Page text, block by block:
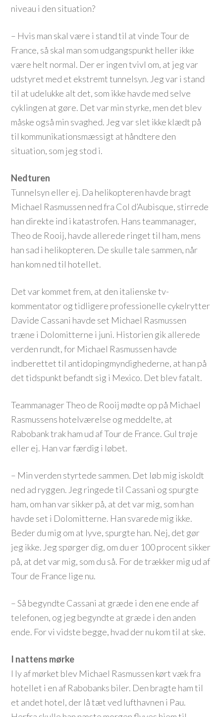
niveau i den situation?
– Hvis man skal være i stand til at vinde Tour de
France, så skal man som udgangspunkt heller ikke
være helt normal. Der er ingen tvivl om, at jeg var
udstyret med et ekstremt tunnelsyn. Jeg var i stand
til at udelukke alt det, som ikke havde med selve
cyklingen at gøre. Det var min styrke, men det blev
måske også min svaghed. Jeg var slet ikke klædt på
til kommunikationsmæssigt at håndtere den
situation, som jeg stod i.
Nedturen
Tunnelsyn eller ej. Da helikopteren havde bragt
Michael Rasmussen ned fra Col d’Aubisque, stirrede
han direkte ind i katastrofen. Hans teammanager,
Theo de Rooij, havde allerede ringet til ham, mens
han sad i helikopteren. De skulle tale sammen, når
han kom ned til hotellet.
Det var kommet frem, at den italienske tv-
kommentator og tidligere professionelle cykelrytter
Davide Cassani havde set Michael Rasmussen
træne i Dolomitterne i juni. Historien gik allerede
verden rundt, for Michael Rasmussen havde
indberettet til antidopingmyndighederne, at han på
det tidspunkt befandt sig i Mexico. Det blev fatalt.
Teammanager Theo de Rooij mødte op på Michael
Rasmussens hotelværelse og meddelte, at
Rabobank trak ham ud af Tour de France. Gul trøje
eller ej. Han var færdig i løbet.
– Min verden styrtede sammen. Det løb mig iskoldt
ned ad ryggen. Jeg ringede til Cassani og spurgte
ham, om han var sikker på, at det var mig, som han
havde set i Dolomitterne. Han svarede mig ikke.
Beder du mig om at lyve, spurgte han. Nej, det gør
jeg ikke. Jeg spørger dig, om du er 100 procent sikker
på, at det var mig, som du så. For de trækker mig ud af
Tour de France lige nu.
– Så begyndte Cassani at græde i den ene ende af
telefonen, og jeg begyndte at græde i den anden
ende. For vi vidste begge, hvad der nu kom til at ske.
I nattens mørke
I ly af mørket blev Michael Rasmussen kørt væk fra
hotellet i en af Rabobanks biler. Den bragte ham til
et andet hotel, der lå tæt ved lufthavnen i Pau.